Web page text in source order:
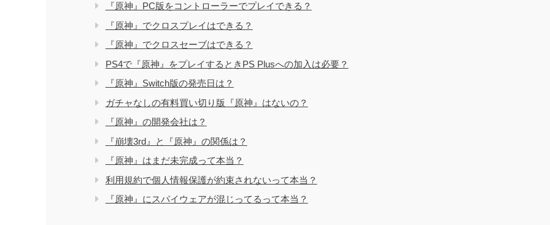
『原神』PC版をコントローラーでプレイできる？
『原神』でクロスプレイはできる？
『原神』でクロスセーブはできる？
PS4で『原神』をプレイするときPS Plusへの加入は必要？
『原神』Switch版の発売日は？
ガチャなしの有料買い切り版『原神』はないの？
『原神』の開発会社は？
『崩壊3rd』と『原神』の関係は？
『原神』はまだ未完成って本当？
利用規約で個人情報保護が約束されないって本当？
『原神』にスパイウェアが混じってるって本当？